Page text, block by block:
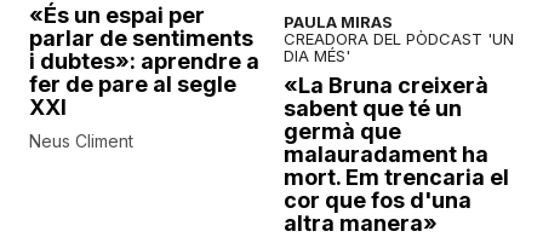
«És un espai per
parlar de sentiments
i dubtes»: aprendre a
fer de pare al segle
XXI
Neus Climent
PAULA MIRAS
CREADORA DEL PÒDCAST 'UN
DIA MÉS'
«La Bruna creixerà
sabent que té un
germà que
malauradament ha
mort. Em trencaria el
cor que fos d'una
altra manera»